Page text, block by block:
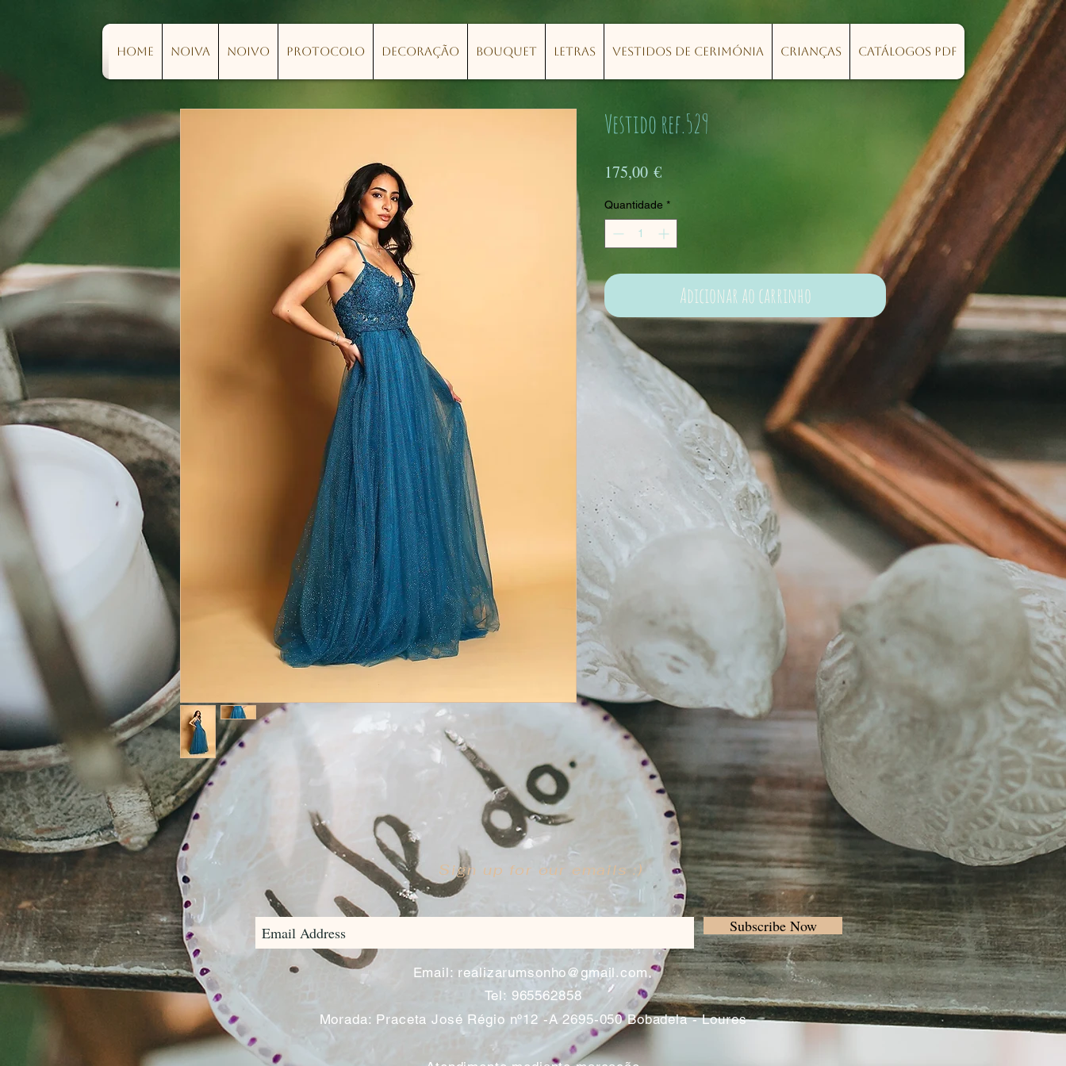
Home Noiva Noivo Protocolo Decoração Bouquet Letras Vestidos de Cerimónia Crianças Catálogos PDF
Vestido ref.529
175,00 €Preço
Quantidade *
Adicionar ao carrinho
Sign up for our emails :)
Subscribe Now
Email: realizarumsonho@gmail.com
Tel: 965562858
Morada: Praceta José Régio nº12 -A 2695-050 Bobadela - Loures